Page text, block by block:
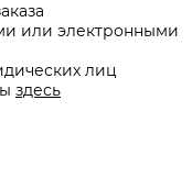
или электронными
лиц
здесь